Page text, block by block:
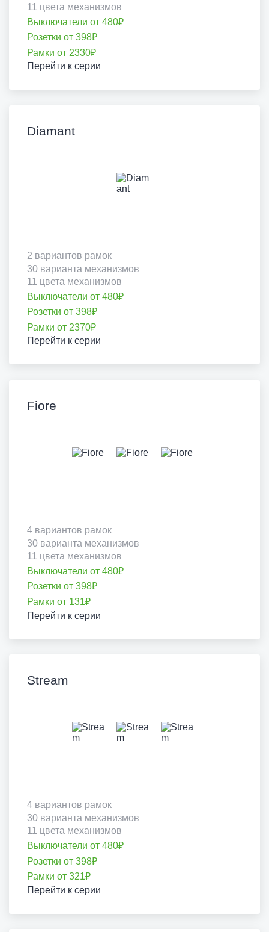
11 цвета механизмов
Выключатели от 480₽
Розетки от 398₽
Рамки от 2330₽
Перейти к серии
Diamant
2 вариантов рамок
30 варианта механизмов
11 цвета механизмов
Выключатели от 480₽
Розетки от 398₽
Рамки от 2370₽
Перейти к серии
Fiore
4 вариантов рамок
30 варианта механизмов
11 цвета механизмов
Выключатели от 480₽
Розетки от 398₽
Рамки от 131₽
Перейти к серии
Stream
4 вариантов рамок
30 варианта механизмов
11 цвета механизмов
Выключатели от 480₽
Розетки от 398₽
Рамки от 321₽
Перейти к серии